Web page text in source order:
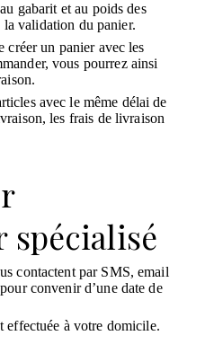
gabarit et au poids des
validation du panier.
créer un panier avec les
vous pourrez ainsi
avec le même délai de
les frais de livraison
contactent par SMS, email
convenir d’une date de
effectuée à votre domicile.